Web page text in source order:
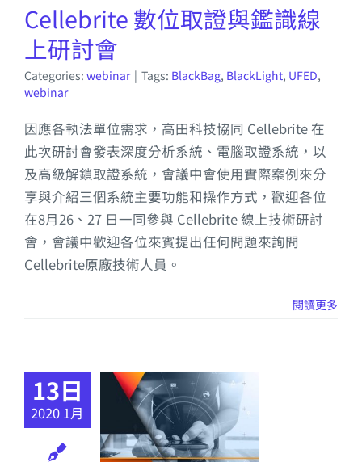
Cellebrite 數位取證與鑑識線
上研討會
Categories: webinar | Tags: BlackBag, BlackLight, UFED,
webinar
因應各執法單位需求，高田科技協同 Cellebrite 在
此次研討會發表深度分析系統、電腦取證系統，以
及高級解鎖取證系統，會議中會使用實際案例來分
享與介紹三個系統主要功能和操作方式，歡迎各位
在8月26、27 日一同參與 Cellebrite 線上技術研討
會，會議中歡迎各位來賓提出任何問題來詢問
Cellebrite原廠技術人員。
閱讀更多
13日
2020 1月